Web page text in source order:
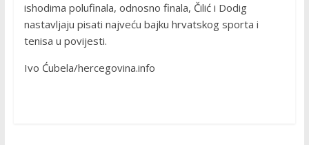
ishodima polufinala, odnosno finala, Čilić i Dodig
nastavljaju pisati najveću bajku hrvatskog sporta i
tenisa u povijesti.
Ivo Ćubela/hercegovina.info